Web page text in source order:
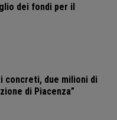
dei fondi per il
concreti, due milioni di
di Piacenza”